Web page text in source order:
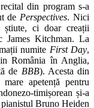
din program s-a
de Perspectives. Nici
știute, ci doar creații
James Kitchman. La
numite First Day,
România în Anglia,
de BBB). Acesta din
apetență pentru
timișorean și-a
Bruno Heiden